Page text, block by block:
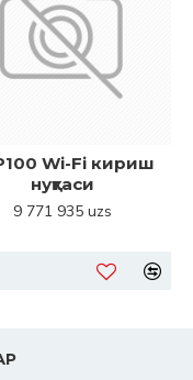
Wi-Fi кириш
нуқтаси
9 771 935 uzs